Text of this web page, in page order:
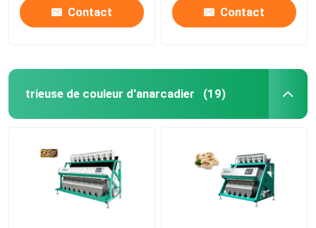
Contact Contact
trieuse de couleur d'anarcadier (19)